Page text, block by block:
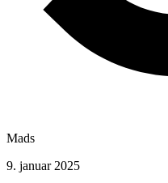
Mads
9. januar 2025